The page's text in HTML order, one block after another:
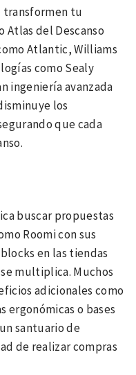
transformen tu
Atlas del Descanso
Atlantic, Williams
como Sealy
ingeniería avanzada
los
que cada
buscar propuestas
Roomi con sus
en las tiendas
multiplica. Muchos
adicionales como
ergonómicas o bases
santuario de
de realizar compras